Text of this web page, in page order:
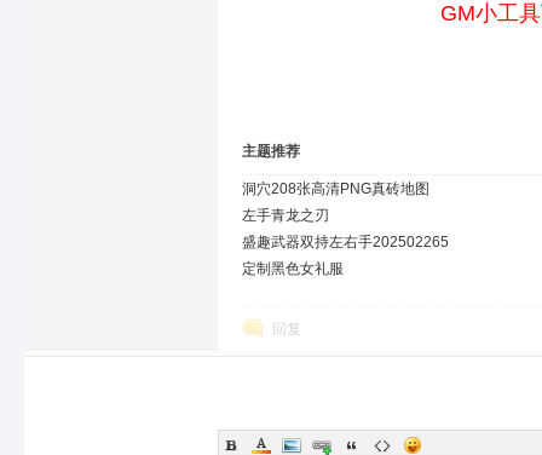
GM小工
主题推荐
洞穴208张高清PNG真砖地图
左手青龙之刃
盛趣武器双持左右手202502265
定制黑色女礼服
回复